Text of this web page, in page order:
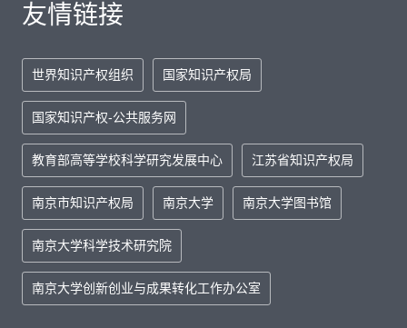
友情链接
世界知识产权组织 国家知识产权局
国家知识产权-公共服务网
教育部高等学校科学研究发展中心 江苏省知识产权局
南京市知识产权局 南京大学 南京大学图书馆
南京大学科学技术研究院
南京大学创新创业与成果转化工作办公室